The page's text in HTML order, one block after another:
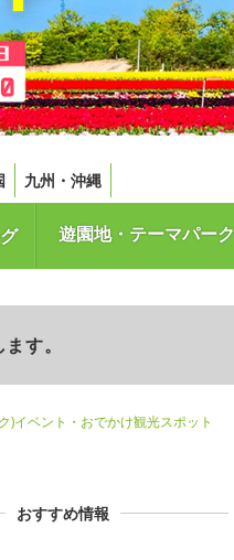
九州・沖縄
遊園地・テーマパーク
す。
)イベント・おでかけ観光スポット
おすすめ情報